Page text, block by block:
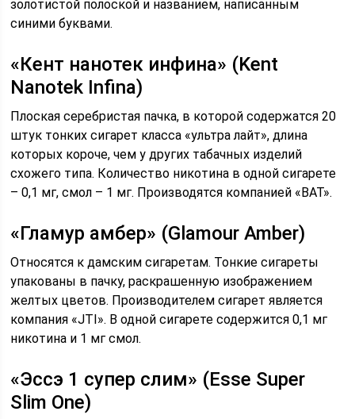
золотистой полоской и названием, написанным
синими буквами.
«Кент нанотек инфина» (Kent
Nanotek Infina)
Плоская серебристая пачка, в которой содержатся 20
штук тонких сигарет класса «ультра лайт», длина
которых короче, чем у других табачных изделий
схожего типа. Количество никотина в одной сигарете
– 0,1 мг, смол – 1 мг. Производятся компанией «ВАТ».
«Гламур амбер» (Glamour Amber)
Относятся к дамским сигаретам. Тонкие сигареты
упакованы в пачку, раскрашенную изображением
желтых цветов. Производителем сигарет является
компания «JTI». В одной сигарете содержится 0,1 мг
никотина и 1 мг смол.
«Эссэ 1 супер слим» (Esse Super
Slim One)